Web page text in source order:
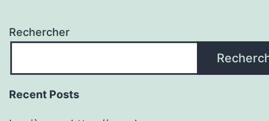
Rechercher
Recent Posts